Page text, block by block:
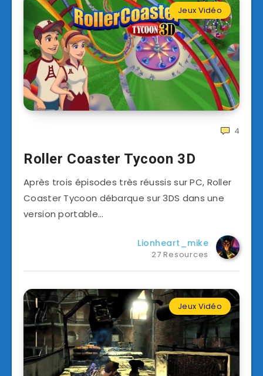
Jeux Vidéo
4
Roller Coaster Tycoon 3D
Après trois épisodes très réussis sur PC, Roller
Coaster Tycoon débarque sur 3DS dans une
version portable…
Lionheart_mike
27 Resources
Jeux Vidéo